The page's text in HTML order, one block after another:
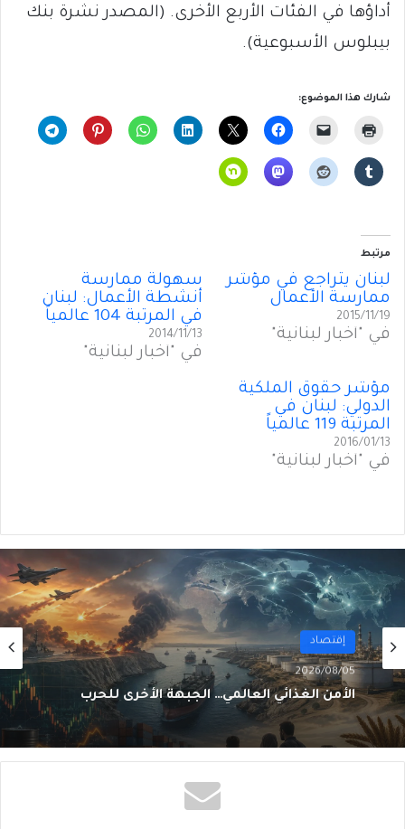
أداؤها في الفئات الأربع الأخرى. (المصدر نشرة بنك
بيبلوس الأسبوعية).
شارك هذا الموضوع:
مرتبط
لبنان يتراجع في مؤشر
ممارسة الأعمال
2015/11/19
في "أخبار لبنانية"
سهولة ممارسة
أنشطة الأعمال: لبنان
في المرتبة 104 عالمياً
2014/11/13
في "أخبار لبنانية"
مؤشر حقوق الملكية
الدولي: لبنان في
المرتبة 119 عالمياً
2016/01/13
في "أخبار لبنانية"
أول
2026/08/02
من الغاز إلى الجغرافيا السياسية… ماذا يُغيّرُ خط
نيجيريا–المغرب؟